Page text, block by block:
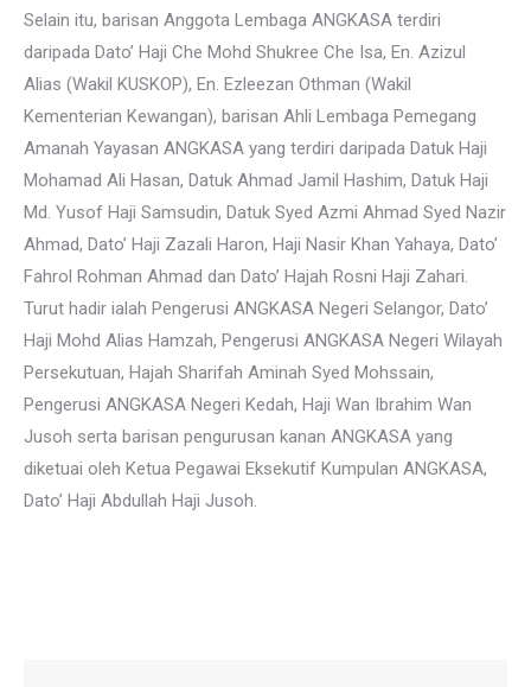
Selain itu, barisan Anggota Lembaga ANGKASA terdiri
daripada Dato’ Haji Che Mohd Shukree Che Isa, En. Azizul
Alias (Wakil KUSKOP), En. Ezleezan Othman (Wakil
Kementerian Kewangan), barisan Ahli Lembaga Pemegang
Amanah Yayasan ANGKASA yang terdiri daripada Datuk Haji
Mohamad Ali Hasan, Datuk Ahmad Jamil Hashim, Datuk Haji
Md. Yusof Haji Samsudin, Datuk Syed Azmi Ahmad Syed Nazir
Ahmad, Dato’ Haji Zazali Haron, Haji Nasir Khan Yahaya, Dato’
Fahrol Rohman Ahmad dan Dato’ Hajah Rosni Haji Zahari.
Turut hadir ialah Pengerusi ANGKASA Negeri Selangor, Dato’
Haji Mohd Alias Hamzah, Pengerusi ANGKASA Negeri Wilayah
Persekutuan, Hajah Sharifah Aminah Syed Mohssain,
Pengerusi ANGKASA Negeri Kedah, Haji Wan Ibrahim Wan
Jusoh serta barisan pengurusan kanan ANGKASA yang
diketuai oleh Ketua Pegawai Eksekutif Kumpulan ANGKASA,
Dato’ Haji Abdullah Haji Jusoh.